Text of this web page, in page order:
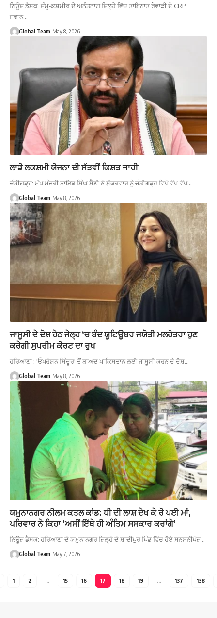
ਨਿਊਜ਼ ਡੈਸਕ: ਜੰਮੂ-ਕਸ਼ਮੀਰ ਦੇ ਅਨੰਤਨਾਗ ਜ਼ਿਲ੍ਹੇ ਵਿੱਚ ਤਾਇਨਾਤ ਰੇਵਾੜੀ ਦੇ CRPF
ਜਵਾਨ…
Global Team May 8, 2026
ਲਾਡੋ ਲਕਸ਼ਮੀ ਯੋਜਨਾ ਦੀ ਸੱਤਵੀਂ ਕਿਸ਼ਤ ਜਾਰੀ
ਚੰਡੀਗੜ੍ਹ: ਮੁੱਖ ਮੰਤਰੀ ਨਾਇਬ ਸਿੰਘ ਸੈਣੀ ਨੇ ਸ਼ੁੱਕਰਵਾਰ ਨੂੰ ਚੰਡੀਗੜ੍ਹ ਵਿਖੇ ਵੱਖ-ਵੱਖ…
Global Team May 8, 2026
ਜਾਸੂਸੀ ਦੇ ਦੋਸ਼ ਹੇਠ ਜੇਲ੍ਹ ‘ਚ ਬੰਦ ਯੂਟਿਊਬਰ ਜਯੋਤੀ ਮਲਹੋਤਰਾ ਹੁਣ
ਕਰੇਗੀ ਸੁਪਰੀਮ ਕੋਰਟ ਦਾ ਰੁਖ
ਹਰਿਆਣਾ : 'ਓਪਰੇਸ਼ਨ ਸਿੰਦੂਰ' ਤੋਂ ਬਾਅਦ ਪਾਕਿਸਤਾਨ ਲਈ ਜਾਸੂਸੀ ਕਰਨ ਦੇ ਦੋਸ਼…
Global Team May 8, 2026
ਯਮੁਨਾਨਗਰ ਨੀਲਮ ਕਤਲ ਕਾਂਡ: ਧੀ ਦੀ ਲਾਸ਼ ਦੇਖ ਕੇ ਰੋ ਪਈ ਮਾਂ,
ਪਰਿਵਾਰ ਨੇ ਕਿਹਾ ‘ਅਸੀਂ ਇੱਥੇ ਹੀ ਅੰਤਿਮ ਸਸਕਾਰ ਕਰਾਂਗੇ’
ਨਿਊਜ਼ ਡੈਸਕ: ਹਰਿਆਣਾ ਦੇ ਯਮੁਨਾਨਗਰ ਜ਼ਿਲ੍ਹੇ ਦੇ ਸ਼ਾਦੀਪੁਰ ਪਿੰਡ ਵਿੱਚ ਹੋਏ ਸਨਸਨੀਖੇਜ਼…
Global Team May 7, 2026
1 2 … 15 16 17 18 19 … 137 138